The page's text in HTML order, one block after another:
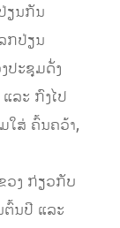
ຽນກັນ
ກປ່ຽນ
ປະຊຸມດັ່ງ
ລະ ກົງໄປ
ໃສ່ ຄົ້ນຄວ້າ,
ວງ ກ່ຽວກັບ
ຕົ້ນປີ ແລະ